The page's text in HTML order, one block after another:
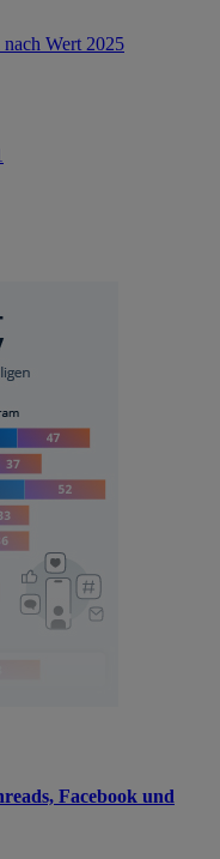
Wert 2025
Facebook und